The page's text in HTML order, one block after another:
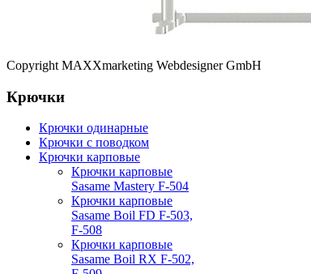
Copyright MAXXmarketing Webdesigner GmbH
Крючки
Крючки одинарные
Крючки с поводком
Крючки карповые
Крючки карповые
Sasame Mastery F-504
Крючки карповые
Sasame Boil FD F-503,
F-508
Крючки карповые
Sasame Boil RX F-502,